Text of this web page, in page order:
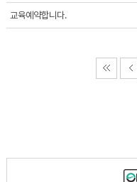
교육예약합니다.